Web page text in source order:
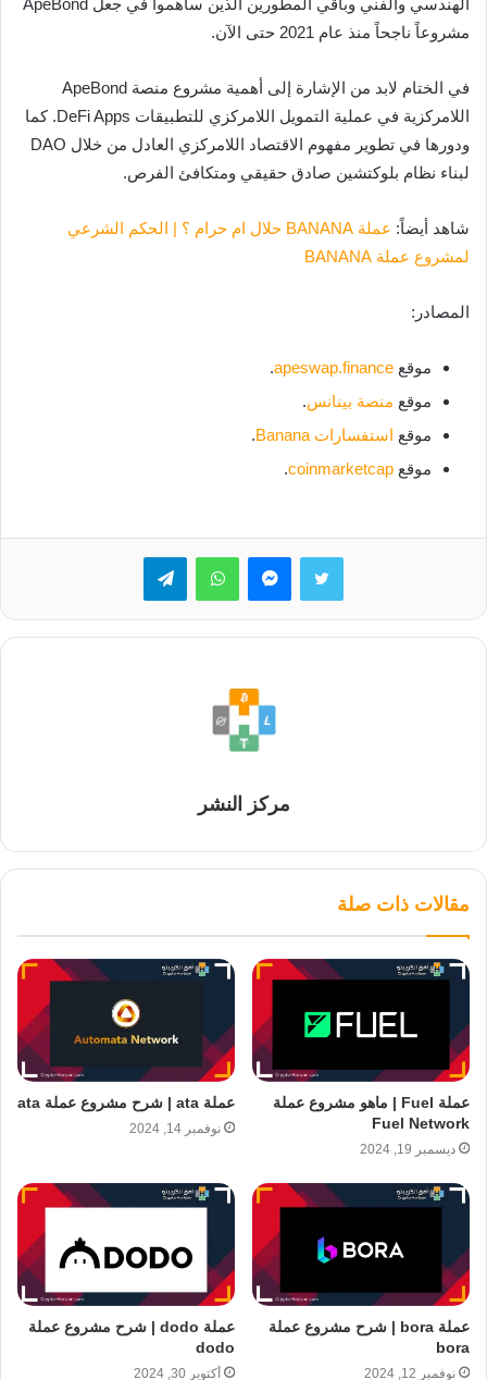
الهندسي والفني وباقي المطورين الذين ساهموا في جعل ApeBond
مشروعاً ناجحاً منذ عام 2021 حتى الآن.
في الختام لابد من الإشارة إلى أهمية مشروع منصة ApeBond
اللامركزية في عملية التمويل اللامركزي للتطبيقات DeFi Apps. كما
ودورها في تطوير مفهوم الاقتصاد اللامركزي العادل من خلال DAO
لبناء نظام بلوكتشين صادق حقيقي ومتكافئ الفرص.
شاهد أيضاً:
عملة BANANA حلال ام حرام ؟ | الحكم الشرعي
لمشروع عملة BANANA
المصادر:
موقع apeswap.finance
.
موقع منصة بينانس.
موقع استفسارات Banana
.
موقع coinmarketcap
.
تويتر ماسنجرواتساب تيلقرام
مركز النشر
مقالات ذات صلة
عملة Fuel | ماهو مشروع عملة
Fuel Network
ديسمبر 19, 2024
عملة ata | شرح مشروع عملة ata
نوفمبر 14, 2024
عملة bora | شرح مشروع عملة
bora
نوفمبر 12, 2024
عملة dodo | شرح مشروع عملة
dodo
أكتوبر 30, 2024